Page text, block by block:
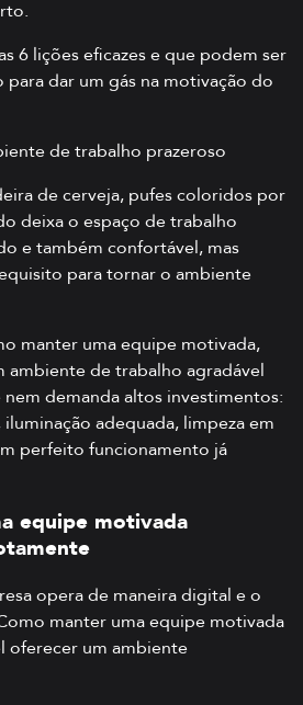
6 lições eficazes e que podem ser
para dar um gás na motivação do
de trabalho prazeroso
de cerveja, pufes coloridos por
deixa o espaço de trabalho
e também confortável, mas
para tornar o ambiente
manter uma equipe motivada,
ambiente de trabalho agradável
nem demanda altos investimentos:
adequada, limpeza em
perfeito funcionamento já
equipe motivada
opera de maneira digital e o
manter uma equipe motivada
oferecer um ambiente